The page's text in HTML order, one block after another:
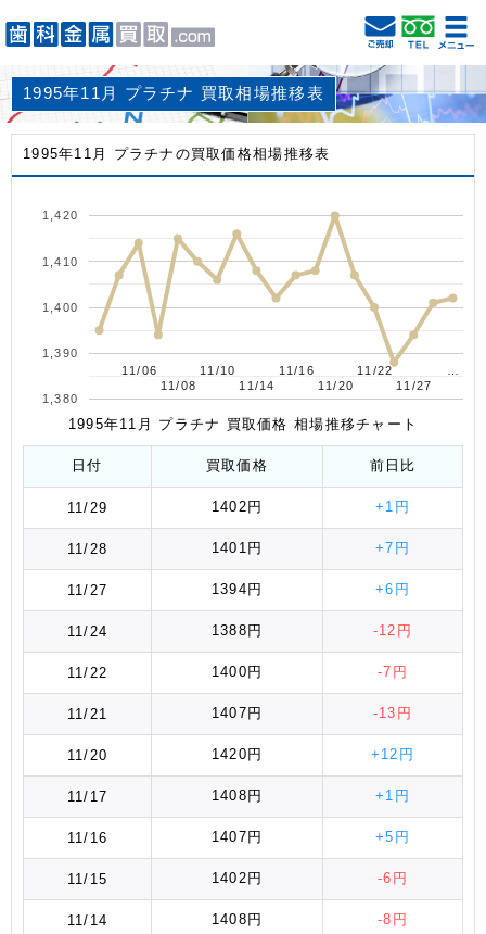
1995年11月 プラチナ 買取相場推移表
1995年11月 プラチナの買取価格相場推移表
11/06
11/06
11/08
11/08
11/10
11/10
11/14
11/14
11/16
11/16
11/20
11/20
11/22
11/22
11/27
11/27
1,380
1,390
1,400
1,410
1,420
1995年11月 プラチナ 買取価格 相場推移チャート
日付 買取価格 前日比
11/29 1402円 +1円
11/28 1401円 +7円
11/27 1394円 +6円
11/24 1388円 -12円
11/22 1400円 -7円
11/21 1407円 -13円
11/20 1420円 +12円
11/17 1408円 +1円
11/16 1407円 +5円
11/15 1402円 -6円
11/14 1408円 -8円